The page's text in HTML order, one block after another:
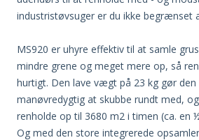
industristøvsuger er du ikke begrænset
MS920 er uhyre effektiv til at samle
mindre grene og meget mere op, så
hurtigt. Den lave vægt på 23 kg gør
manøvredygtig at skubbe rundt med,
renholde op til 3680 m2 i timen (ca. en
Og med den store integrerede